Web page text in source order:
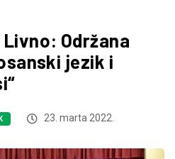
Livno: Održana
jezik i
23. marta 2022.